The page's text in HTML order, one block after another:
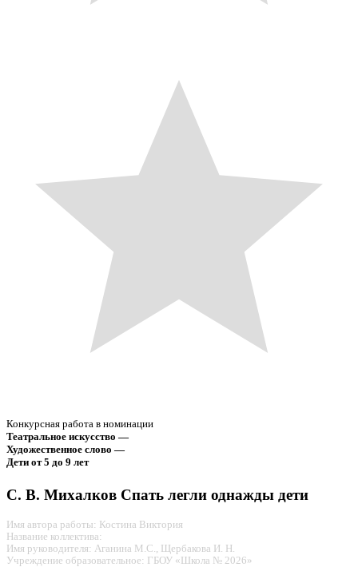
Конкурсная работа в номинации
Театральное искусство —
Художественное слово —
Дети от 5 до 9 лет
С. В. Михалков Спать легли однажды дети
Имя автора работы: Костина Виктория
Название коллектива:
Имя руководителя: Аганина М.С., Щербакова И. Н.
Учреждение образовательное: ГБОУ «Школа № 2026»